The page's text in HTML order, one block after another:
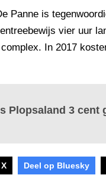
Panne is
vier uur
In 2017
Plopsaland 3 cent
Deel op Bluesky